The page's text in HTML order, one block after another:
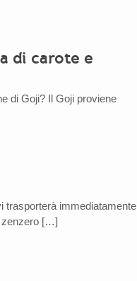
di carote e
di Goji? Il Goji proviene
trasporterà immediatamente
zenzero […]